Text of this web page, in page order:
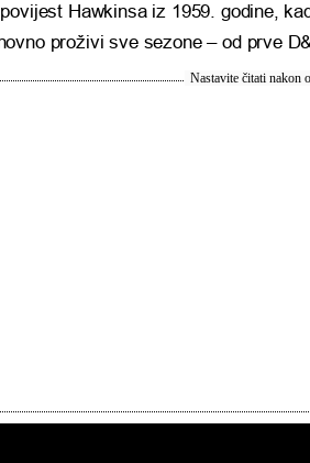
Hawkinsa iz 1959. godine,
proživi sve sezone – od prve
Nastavite čitati nakon